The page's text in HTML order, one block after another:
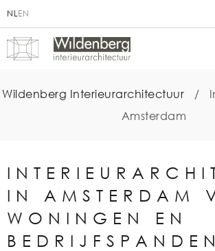
NLEN
Wildenberg Interieurarchitectuur /
Amsterdam
IN AMSTERDAM
WONINGEN EN
BEDRIJFSPANDEN